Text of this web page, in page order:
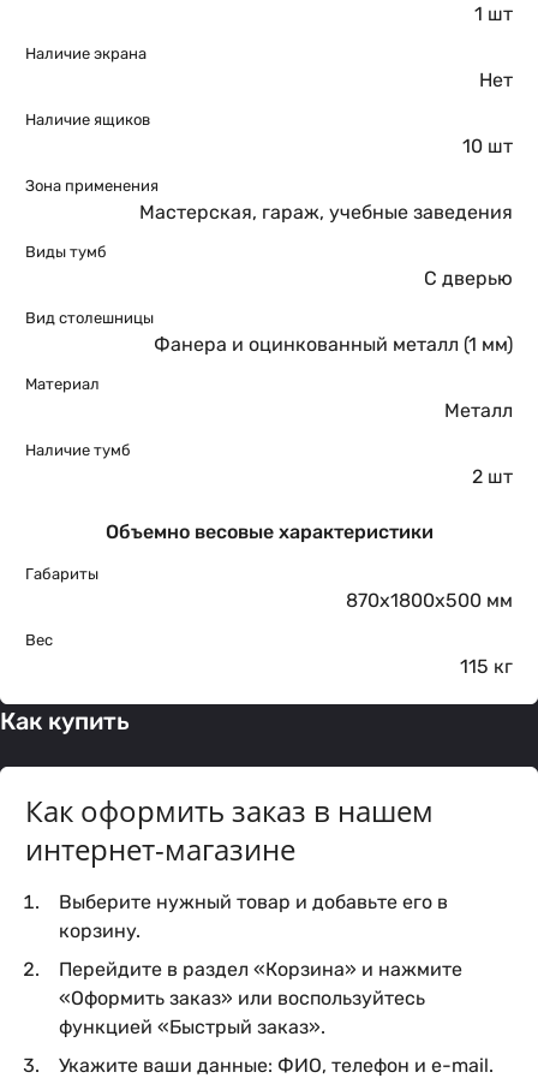
1 шт
Наличие экрана
Нет
Наличие ящиков
10 шт
Зона применения
Мастерская, гараж, учебные заведения
Виды тумб
С дверью
Вид столешницы
Фанера и оцинкованный металл (1 мм)
Материал
Металл
Наличие тумб
2 шт
Объемно весовые характеристики
Габариты
870x1800x500 мм
Вес
115 кг
Как купить
Как оформить заказ в нашем
интернет-магазине
Выберите нужный товар и добавьте его в
корзину.
Перейдите в раздел «Корзина» и нажмите
«Оформить заказ» или воспользуйтесь
функцией «Быстрый заказ».
Укажите ваши данные: ФИО, телефон и e-mail.